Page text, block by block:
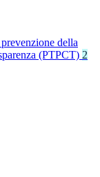
della
(PTPCT) 2